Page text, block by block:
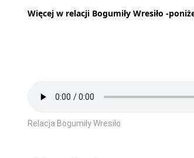
Więcej w relacji Bogumiły Wresiło -
Relacja Bogumiły Wresiło